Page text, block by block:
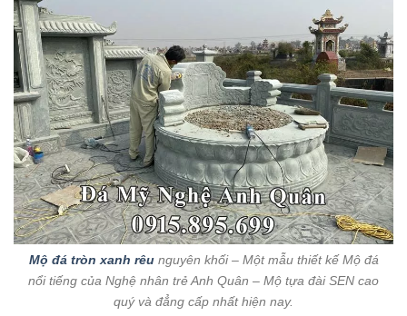
Mộ đá tròn xanh rêunguyên khối – Một mẫu thiết kế Mộ đá
nổi tiếng của Nghệ nhân trẻ Anh Quân – Mộ tựa đài SEN cao
quý và đẳng cấp nhất hiện nay.